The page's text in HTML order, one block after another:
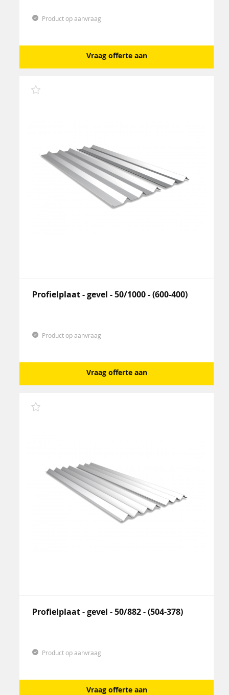
Product op aanvraag
Vraag offerte aan
Profielplaat - gevel - 50/1000 - (600-400)
Product op aanvraag
Vraag offerte aan
Profielplaat - gevel - 50/882 - (504-378)
Product op aanvraag
Vraag offerte aan